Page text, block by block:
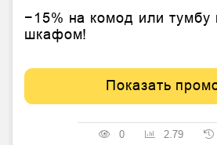
−15% на комод или тумбу
шкафом!
Показать
0 2.79